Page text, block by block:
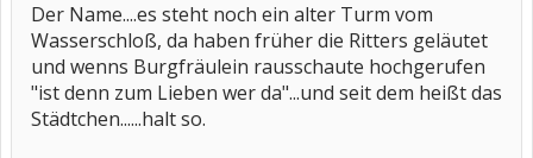
Der Name....es steht noch ein alter Turm vom
Wasserschloß, da haben früher die Ritters geläutet
und wenns Burgfräulein rausschaute hochgerufen
"ist denn zum Lieben wer da"...und seit dem heißt das
Städtchen......halt so.